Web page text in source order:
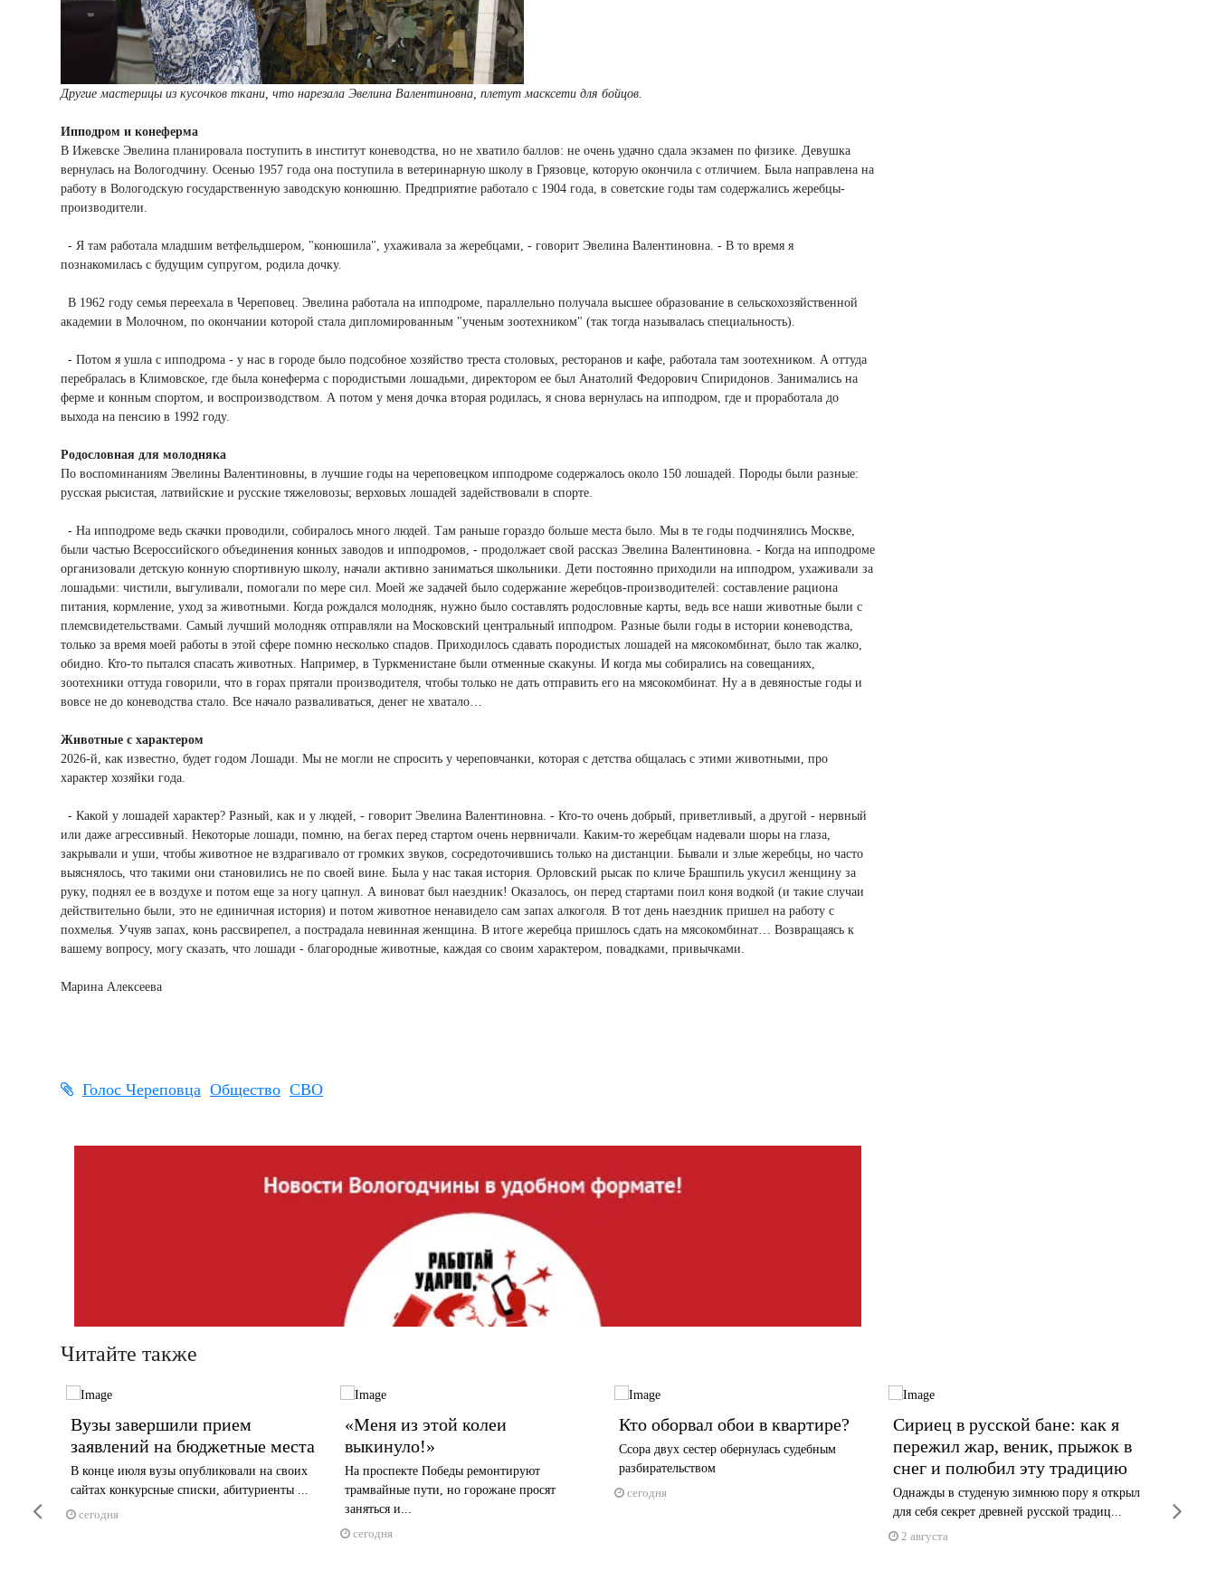
Другие мастерицы из кусочков ткани, что нарезала Эвелина Валентиновна, плетут масксети для бойцов.
Ипподром и конеферма
В Ижевске Эвелина планировала поступить в институт коневодства, но не хватило баллов: не очень удачно сдала экзамен по физике. Девушка
вернулась на Вологодчину. Осенью 1957 года она поступила в ветеринарную школу в Грязовце, которую окончила с отличием. Была направлена на
работу в Вологодскую государственную заводскую конюшню. Предприятие работало с 1904 года, в советские годы там содержались жеребцы-
производители.
- Я там работала младшим ветфельдшером, "конюшила", ухаживала за жеребцами, - говорит Эвелина Валентиновна. - В то время я
познакомилась с будущим супругом, родила дочку.
В 1962 году семья переехала в Череповец. Эвелина работала на ипподроме, параллельно получала высшее образование в сельскохозяйственной
академии в Молочном, по окончании которой стала дипломированным "ученым зоотехником" (так тогда называлась специальность).
- Потом я ушла с ипподрома - у нас в городе было подсобное хозяйство треста столовых, ресторанов и кафе, работала там зоотехником. А оттуда
перебралась в Климовское, где была конеферма с породистыми лошадьми, директором ее был Анатолий Федорович Спиридонов. Занимались на
ферме и конным спортом, и воспроизводством. А потом у меня дочка вторая родилась, я снова вернулась на ипподром, где и проработала до
выхода на пенсию в 1992 году.
Родословная для молодняка
По воспоминаниям Эвелины Валентиновны, в лучшие годы на череповецком ипподроме содержалось около 150 лошадей. Породы были разные:
русская рысистая, латвийские и русские тяжеловозы; верховых лошадей задействовали в спорте.
- На ипподроме ведь скачки проводили, собиралось много людей. Там раньше гораздо больше места было. Мы в те годы подчинялись Москве,
были частью Всероссийского объединения конных заводов и ипподромов, - продолжает свой рассказ Эвелина Валентиновна. - Когда на ипподроме
организовали детскую конную спортивную школу, начали активно заниматься школьники. Дети постоянно приходили на ипподром, ухаживали за
лошадьми: чистили, выгуливали, помогали по мере сил. Моей же задачей было содержание жеребцов-производителей: составление рациона
питания, кормление, уход за животными. Когда рождался молодняк, нужно было составлять родословные карты, ведь все наши животные были с
племсвидетельствами. Самый лучший молодняк отправляли на Московский центральный ипподром. Разные были годы в истории коневодства,
только за время моей работы в этой сфере помню несколько спадов. Приходилось сдавать породистых лошадей на мясокомбинат, было так жалко,
обидно. Кто-то пытался спасать животных. Например, в Туркменистане были отменные скакуны. И когда мы собирались на совещаниях,
зоотехники оттуда говорили, что в горах прятали производителя, чтобы только не дать отправить его на мясокомбинат. Ну а в девяностые годы и
вовсе не до коневодства стало. Все начало разваливаться, денег не хватало…
Животные с характером
2026-й, как известно, будет годом Лошади. Мы не могли не спросить у череповчанки, которая с детства общалась с этими животными, про
характер хозяйки года.
- Какой у лошадей характер? Разный, как и у людей, - говорит Эвелина Валентиновна. - Кто-то очень добрый, приветливый, а другой - нервный
или даже агрессивный. Некоторые лошади, помню, на бегах перед стартом очень нервничали. Каким-то жеребцам надевали шоры на глаза,
закрывали и уши, чтобы животное не вздрагивало от громких звуков, сосредоточившись только на дистанции. Бывали и злые жеребцы, но часто
выяснялось, что такими они становились не по своей вине. Была у нас такая история. Орловский рысак по кличе Брашпиль укусил женщину за
руку, поднял ее в воздухе и потом еще за ногу цапнул. А виноват был наездник! Оказалось, он перед стартами поил коня водкой (и такие случаи
действительно были, это не единичная история) и потом животное ненавидело сам запах алкоголя. В тот день наездник пришел на работу с
похмелья. Учуяв запах, конь рассвирепел, а пострадала невинная женщина. В итоге жеребца пришлось сдать на мясокомбинат… Возвращаясь к
вашему вопросу, могу сказать, что лошади - благородные животные, каждая со своим характером, повадками, привычками.
Марина Алексеева
Голос Череповца Общество СВО
Читайте также
Вузы завершили прием
заявлений на бюджетные места
В конце июля вузы опубликовали на своих
сайтах конкурсные списки, абитуриенты ...
сегодня
«Меня из этой колеи
выкинуло!»
На проспекте Победы ремонтируют
трамвайные пути, но горожане просят
заняться и...
сегодня
Кто оборвал обои в квартире?
Ссора двух сестер обернулась судебным
разбирательством
сегодня
Сириец в русской бане: как я
пережил жар, веник, прыжок в
снег и полюбил эту традицию
Однажды в студеную зимнюю пору я открыл
для себя секрет древней русской традиц...
2 августа
партий